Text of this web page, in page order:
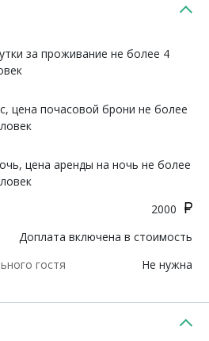
за проживание не более 4
цена почасовой брони не более
цена аренды на ночь не более
2000
Доплата включена в стоимость
гостя
Не нужна